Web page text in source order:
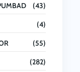
(43)
(4)
(55)
(282)